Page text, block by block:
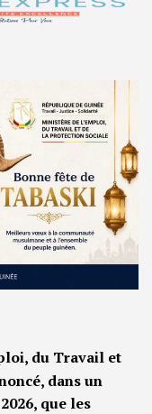
du Travail et
dans un
que les